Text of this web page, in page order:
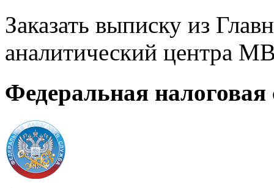
Заказать выписку из
аналитический центра
Федеральная налоговая